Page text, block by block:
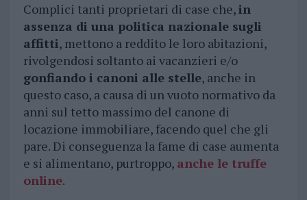
Complici tanti proprietari di case che,in
assenza di una politica nazionale sugli
affitti, mettono a reddito le loro abitazioni,
rivolgendosi soltanto ai vacanzieri e/o
gonfiando i canoni alle stelle, anche in
questo caso, a causa di un vuoto normativo da
anni sul tetto massimo del canone di
locazione immobiliare, facendo quel che gli
pare. Di conseguenza la fame di case aumenta
e si alimentano, purtroppo, anche le truffe
online.